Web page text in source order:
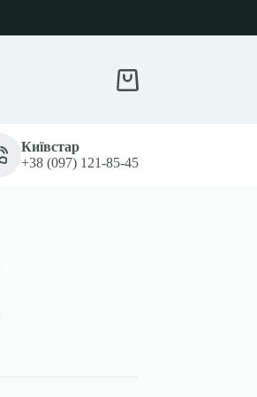
Корзина
Київстар
+38 (097) 121-85-45